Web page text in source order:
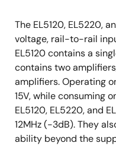
The EL5120, EL5220,
voltage, rail-to-rail
EL5120 contains a
contains two
amplifiers. Operating
15V, while consuming
EL5120, EL5220, and
12MHz (-3dB). They
ability beyond the